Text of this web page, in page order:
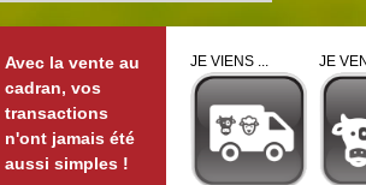
Avec la vente au
cadran, vos
transactions
n'ont jamais été
aussi simples !
JE VIENS ... JE